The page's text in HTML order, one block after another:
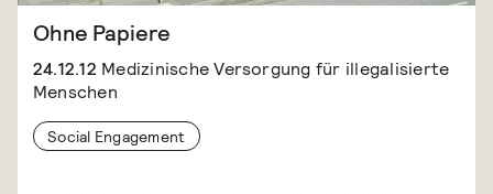
Ohne Papiere
24.12.12 Medizinische Versorgung für illegalisierte
Menschen
Social Engagement